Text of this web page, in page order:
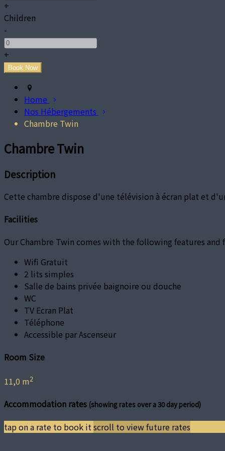
+
Children
-
+
Home
Nos Hébergements
Chambre Twin
Chambre Twin
Description
Cette chambre dispose d'une télévision à écran plat et
Facilities
Our Chambre Twin comes with the following features and
Wifi Gratuit
2 lits simples
Salle de bains privée baignoire ou douche
WC
TV Ecran Plat
Téléphone
Accessible par Ascenseur
Room Size
11,0 m2
Accommodation rates (showing rates over a 30 day period)
tap on a rate to book it scroll to view future rates